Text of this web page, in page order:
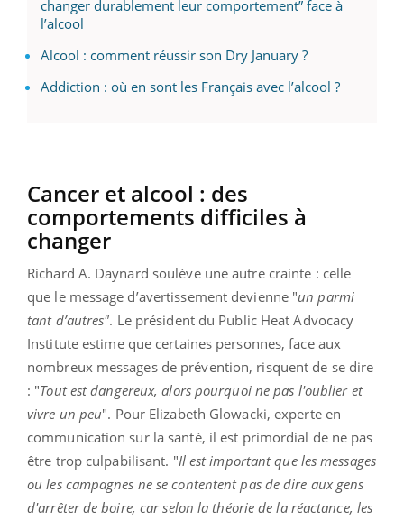
changer durablement leur comportement” face à
l’alcool
Alcool : comment réussir son Dry January ?
Addiction : où en sont les Français avec l’alcool ?
Cancer et alcool : des
comportements difficiles à
changer
Richard A. Daynard soulève une autre crainte : celle
que le message d’avertissement devienne "un parmi
tant d’autres". Le président du Public Heat Advocacy
Institute estime que certaines personnes, face aux
nombreux messages de prévention, risquent de se dire
: "Tout est dangereux, alors pourquoi ne pas l'oublier et
vivre un peu". Pour Elizabeth Glowacki, experte en
communication sur la santé, il est primordial de ne pas
être trop culpabilisant. "Il est important que les messages
ou les campagnes ne se contentent pas de dire aux gens
d'arrêter de boire, car selon la théorie de la réactance, les